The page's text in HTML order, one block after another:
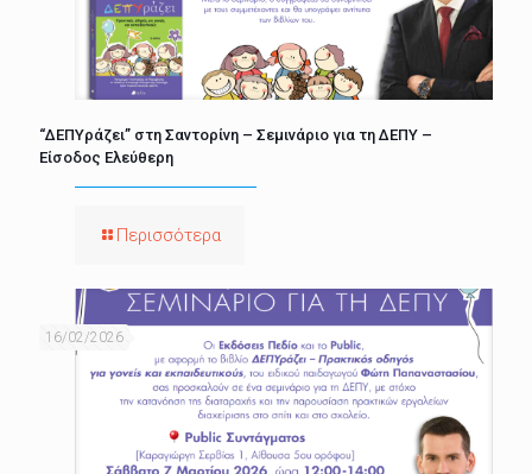
“ΔΕΠΥράζει” στη Σαντορίνη – Σεμινάριο για τη ΔΕΠΥ –
Είσοδος Ελεύθερη
Περισσότερα
16/02/2026